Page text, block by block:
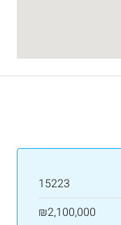
15223
₪2,100,000